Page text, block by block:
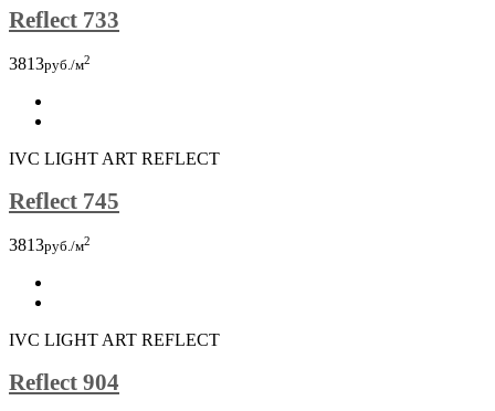
Reflect 733
3813руб./м2
IVC LIGHT ART REFLECT
Reflect 745
3813руб./м2
IVC LIGHT ART REFLECT
Reflect 904